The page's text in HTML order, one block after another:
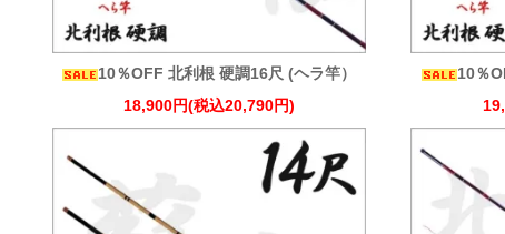
10％OFF 北利根 硬調16尺 (ヘラ竿）
18,900円(税込20,790円)
10％